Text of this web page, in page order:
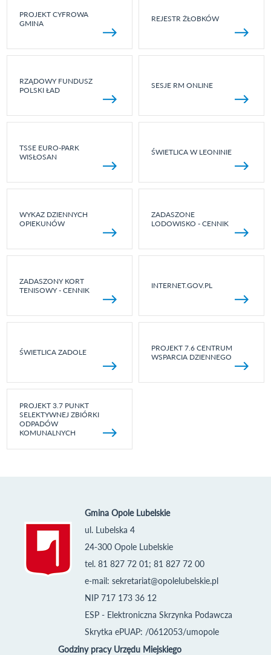
PROJEKT CYFROWA
GMINA
REJESTR ŻŁOBKÓW
RZĄDOWY FUNDUSZ
POLSKI ŁAD
SESJE RM ONLINE
TSSE EURO-PARK
WISŁOSAN
ŚWIETLICA W LEONINIE
WYKAZ DZIENNYCH
OPIEKUNÓW
ZADASZONE
LODOWISKO - CENNIK
ZADASZONY KORT
TENISOWY - CENNIK
INTERNET.GOV.PL
ŚWIETLICA ZADOLE
PROJEKT 7.6 CENTRUM
WSPARCIA DZIENNEGO
PROJEKT 3.7 PUNKT
SELEKTYWNEJ ZBIÓRKI
ODPADÓW
KOMUNALNYCH
Gmina Opole Lubelskie
ul. Lubelska 4
24-300 Opole Lubelskie
tel. 81 827 72 01; 81 827 72 00
e-mail: sekretariat@opolelubelskie.pl
NIP 717 173 36 12
ESP - Elektroniczna Skrzynka Podawcza
Skrytka ePUAP: /0612053/umopole
Godziny pracy Urzędu Miejskiego